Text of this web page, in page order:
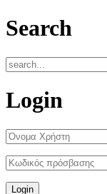
Search
Login